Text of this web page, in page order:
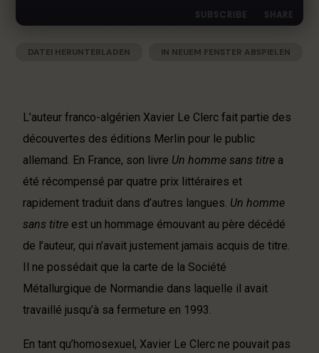
e
u
-
P
o
c
a
s
SUBSCRIBE SHARE
Apple Podcasts Deezer
RSS FEED
SHARE
EMBED
DATEI HERUNTERLADEN
IN NEUEM FENSTER ABSPIELEN
L’auteur franco-algérien Xavier Le Clerc fait partie des
découvertes des éditions Merlin pour le public
allemand. En France, son livre Un homme sans titre a
été récompensé par quatre prix littéraires et
rapidement traduit dans d’autres langues. Un homme
sans titre est un hommage émouvant au père décédé
de l’auteur, qui n’avait justement jamais acquis de titre.
Il ne possédait que la carte de la Société
Métallurgique de Normandie dans laquelle il avait
travaillé jusqu’à sa fermeture en 1993.
En tant qu’homosexuel, Xavier Le Clerc ne pouvait pas